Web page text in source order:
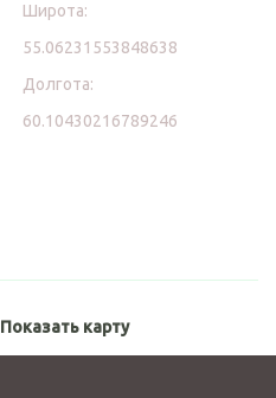
Широта:
55.06231553848638
Долгота:
60.10430216789246
Показать карту